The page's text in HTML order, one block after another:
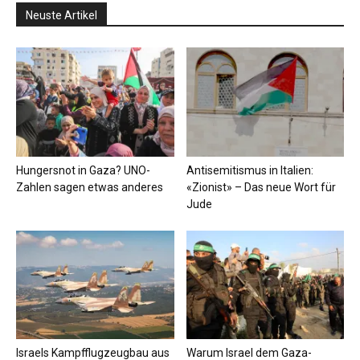
Neuste Artikel
Hungersnot in Gaza? UNO-
Zahlen sagen etwas anderes
Antisemitismus in Italien:
«Zionist» – Das neue Wort für
Jude
Israels Kampfflugzeugbau aus
Warum Israel dem Gaza-